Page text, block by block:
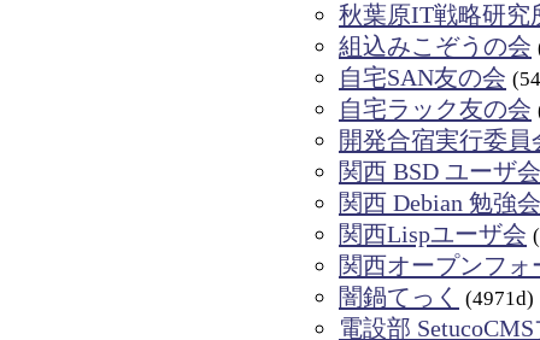
秋葉原IT戦略研究
組込みこぞうの会
自宅SAN友の会
自宅ラック友の会
開発合宿実行委員
関西 BSD ユーザ会
関西 Debian 勉強会
関西Lispユーザ会
関西オープンフォ
闇鍋てっく
(4971d)
電設部